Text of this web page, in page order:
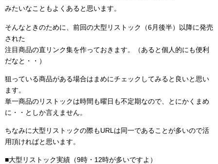
みたいなこともよくあると思います。
そんなときのために、前回の大型リストック（6月後半）以降に発売
された
注目商品の直リンク集を作っておきます。（あると個人的にも便利
だなと・・）
狙っている商品がある場合はまめにチェックしてみると良いと思い
ます。
単一商品のリストックは時間も曜日も不定期なので、とにかくまめ
に・・としか言えません。
ちなみに大型リストックの際もURLは同一であることが多いので活
用頂ければと思います。
■大型リストック実績（9時・12時が多いですよ）